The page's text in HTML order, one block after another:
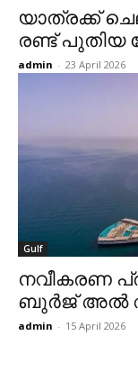
യാത്രക്ക്
രണ്ട് പുതിയ
admin - 23 April 2026
Gulf
നവീകരണ
ബുര്‍ജ് അല്‍
admin - 15 April 2026